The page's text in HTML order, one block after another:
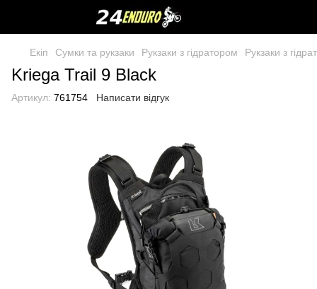
Екіп Сумки та рукзаки Рукзаки з гідратором Рукзаки з
Kriega Trail 9 Black
Артикул: 761754 Написати відгук